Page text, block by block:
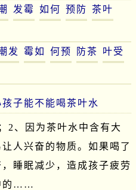
发霉 如何 预防 茶叶
发 霉如 何预 防茶 叶受
子能不能喝茶叶水
2、因为茶叶水中含有大
人兴奋的物质。如果喝了
睡眠减少，造成孩子疲劳
的……